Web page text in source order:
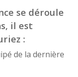
se déroule
il est
:
de la dernière